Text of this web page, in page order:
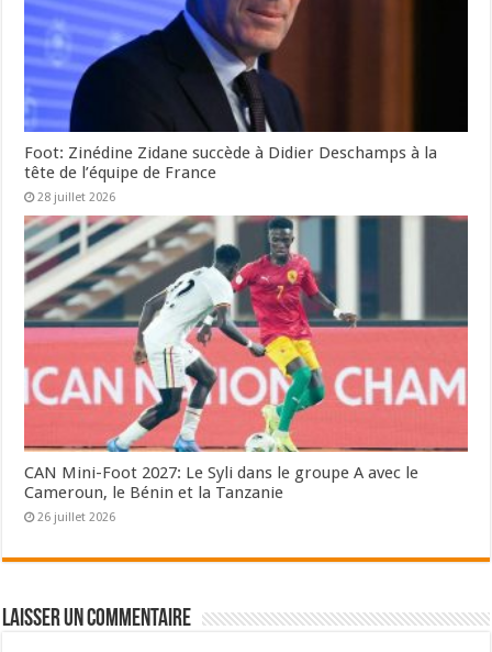
Foot: Zinédine Zidane succède à Didier Deschamps à la
tête de l’équipe de France
28 juillet 2026
CAN Mini-Foot 2027: Le Syli dans le groupe A avec le
Cameroun, le Bénin et la Tanzanie
26 juillet 2026
Laisser un commentaire